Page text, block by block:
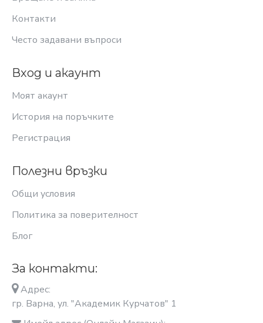
Контакти
Често задавани въпроси
Вход и акаунт
Моят акаунт
История на поръчките
Регистрация
Полезни връзки
Общи условия
Политика за поверителност
Блог
За контакти:
Адрес:
гр. Варна, ул. "Академик Курчатов" 1